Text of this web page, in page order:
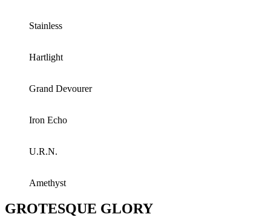
Stainless
Hartlight
Grand Devourer
Iron Echo
U.R.N.
Amethyst
GROTESQUE GLORY